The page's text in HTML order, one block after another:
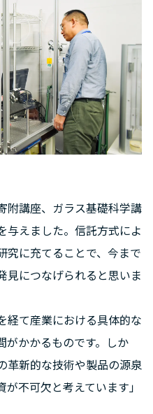
附講座、ガラス基礎科学講
与えました。信託方式によ
究に充てることで、今まで
見につなげられると思いま
経て産業における具体的な
がかかるものです。しか
革新的な技術や製品の源泉
不可欠と考えています」